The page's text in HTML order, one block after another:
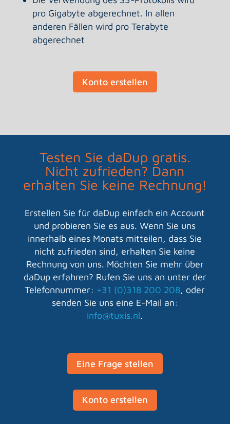
pro Gigabyte abgerechnet. In allen
anderen Fällen wird pro Terabyte
abgerechnet
Konto erstellen
Testen Sie daDup gratis.
Nicht zufrieden? Dann
erhalten Sie keine Rechnung!
Erstellen Sie für daDup einfach ein Account
und probieren Sie es aus. Wenn Sie uns
innerhalb eines Monats mitteilen, dass Sie
nicht zufrieden sind, erhalten Sie keine
Rechnung von uns. Möchten Sie mehr über
daDup erfahren? Rufen Sie uns an unter der
Telefonnummer: +31 (0)318 200 208, oder
senden Sie uns eine E-Mail an:
info@tuxis.nl.
Eine Frage stellen
Konto erstellen